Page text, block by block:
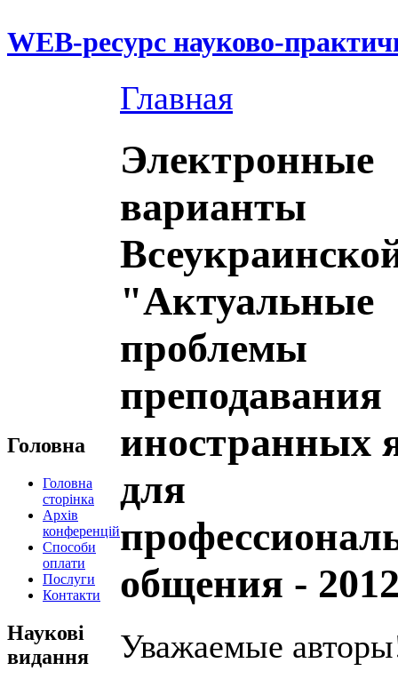
WEB-ресурс науково-
Головна
Головна
сторінка
Архів
конференцій
Способи
оплати
Послуги
Контакти
Наукові
видання
Главная
Электронные
варианты
"Актуальные
проблемы
преподавания
иностранных
для
общения -
Уважаемые